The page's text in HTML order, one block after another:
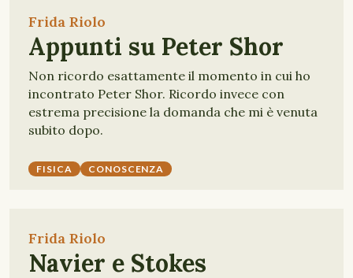
Frida Riolo
Appunti su Peter Shor
Non ricordo esattamente il momento in cui ho
incontrato Peter Shor. Ricordo invece con
estrema precisione la domanda che mi è venuta
subito dopo.
FISICA CONOSCENZA
Frida Riolo
Navier e Stokes